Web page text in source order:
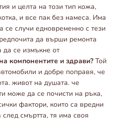
и целта на този тип кожа,
и все пак без намеса. Има
се случи едновременно с тези
да върши ремонта
се измъкне от
компонентите и здрави?Той
и добре поправя, че
живот на душата. че
може да се почисти на ръка,
фактори, които са вредни
смъртта, тя има своя